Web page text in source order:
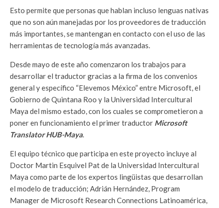
Esto permite que personas que hablan incluso lenguas nativas
que no son aún manejadas por los proveedores de traducción
más importantes, se mantengan en contacto con el uso de las
herramientas de tecnología más avanzadas.
Desde mayo de este año comenzaron los trabajos para
desarrollar el traductor gracias a la firma de los convenios
general y específico “Elevemos México” entre Microsoft, el
Gobierno de Quintana Roo y la Universidad Intercultural
Maya del mismo estado, con los cuales se comprometieron a
poner en funcionamiento el primer traductor Microsoft
Translator HUB-Maya.
El equipo técnico que participa en este proyecto incluye al
Doctor Martin Esquivel Pat de la Universidad Intercultural
Maya como parte de los expertos lingüistas que desarrollan
el modelo de traducción; Adrián Hernández, Program
Manager de Microsoft Research Connections Latinoamérica,